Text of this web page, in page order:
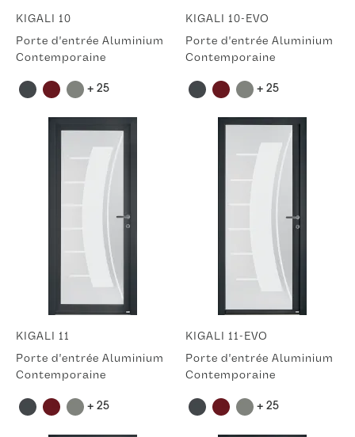
KIGALI 10
Porte d'entrée Aluminium
Contemporaine
+ 25
KIGALI 10-EVO
Porte d'entrée Aluminium
Contemporaine
+ 25
KIGALI 11
Porte d'entrée Aluminium
Contemporaine
+ 25
KIGALI 11-EVO
Porte d'entrée Aluminium
Contemporaine
+ 25